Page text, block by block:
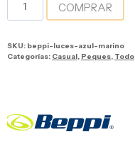
COMPRAR
SKU: beppi-luces-azul-marino
Categorías: Casual Peques Todo